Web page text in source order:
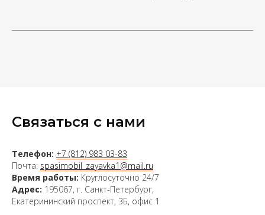
Связаться с нами
Телефон: +7 (812) 983 03-83
Почта: spasimobil_zayavka1@mail.ru
Время работы: Круглосуточно 24/7
Адрес: 195067, г. Санкт-Петербург,
Екатерининский проспект, 3Б, офис 1